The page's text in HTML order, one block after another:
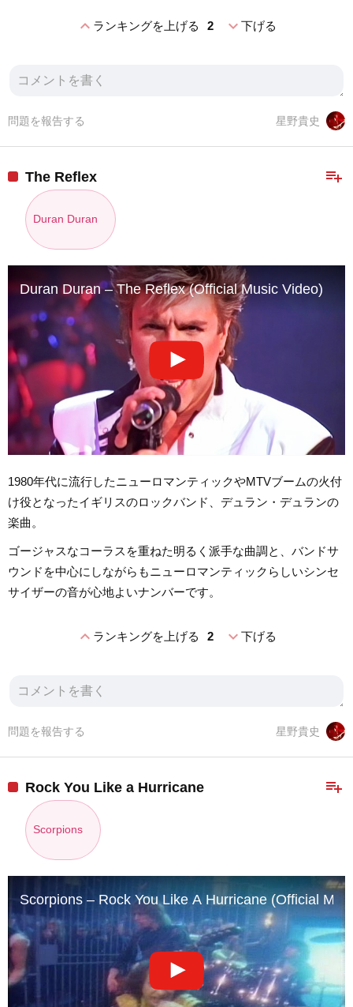
expand_lessランキングを上げる 2 expand_more下げる
星野貴史
問題を報告する
playlist_add
The Reflex
Duran Duran
Duran Duran – The Reflex (Official Music Video)
1980年代に流行したニューロマンティックやMTVブームの火付
け役となったイギリスのロックバンド、デュラン・デュランの
楽曲。
ゴージャスなコーラスを重ねた明るく派手な曲調と、バンドサ
ウンドを中心にしながらもニューロマンティックらしいシンセ
サイザーの音が心地よいナンバーです。
expand_lessランキングを上げる 2 expand_more下げる
星野貴史
問題を報告する
playlist_add
Rock You Like a Hurricane
Scorpions
Scorpions – Rock You Like A Hurricane (Official